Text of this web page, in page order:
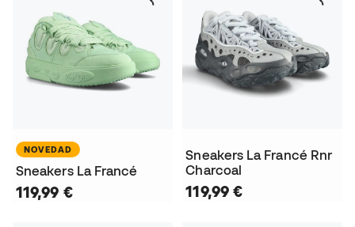
NOVEDAD
Sneakers La Francé
119,99 €
Sneakers La Francé Rnr
Charcoal
119,99 €